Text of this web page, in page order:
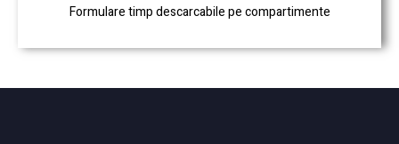
Formulare timp descarcabile pe compartimente